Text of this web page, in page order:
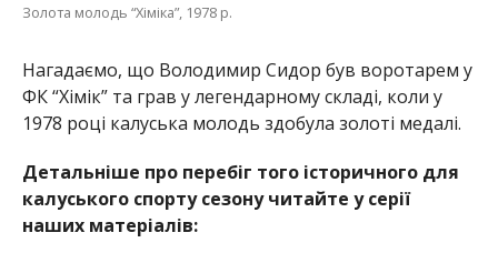
Золота молодь “Хіміка”, 1978 р.
Нагадаємо, що Володимир Сидор був воротарем у
ФК “Хімік” та грав у легендарному складі, коли у
1978 році калуська молодь здобула золоті медалі.
Детальніше про перебіг того історичного для
калуського спорту сезону читайте у серії
наших матеріалів: